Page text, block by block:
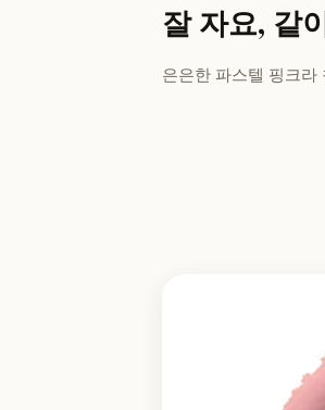
잘 자요, 같
은은한 파스텔 핑크라